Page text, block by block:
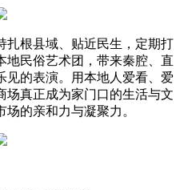
扎根县域、贴近民生，定期打
地民俗艺术团，带来秦腔、直
见的表演。用本地人爱看、爱
场真正成为家门口的生活与文
的亲和力与凝聚力。